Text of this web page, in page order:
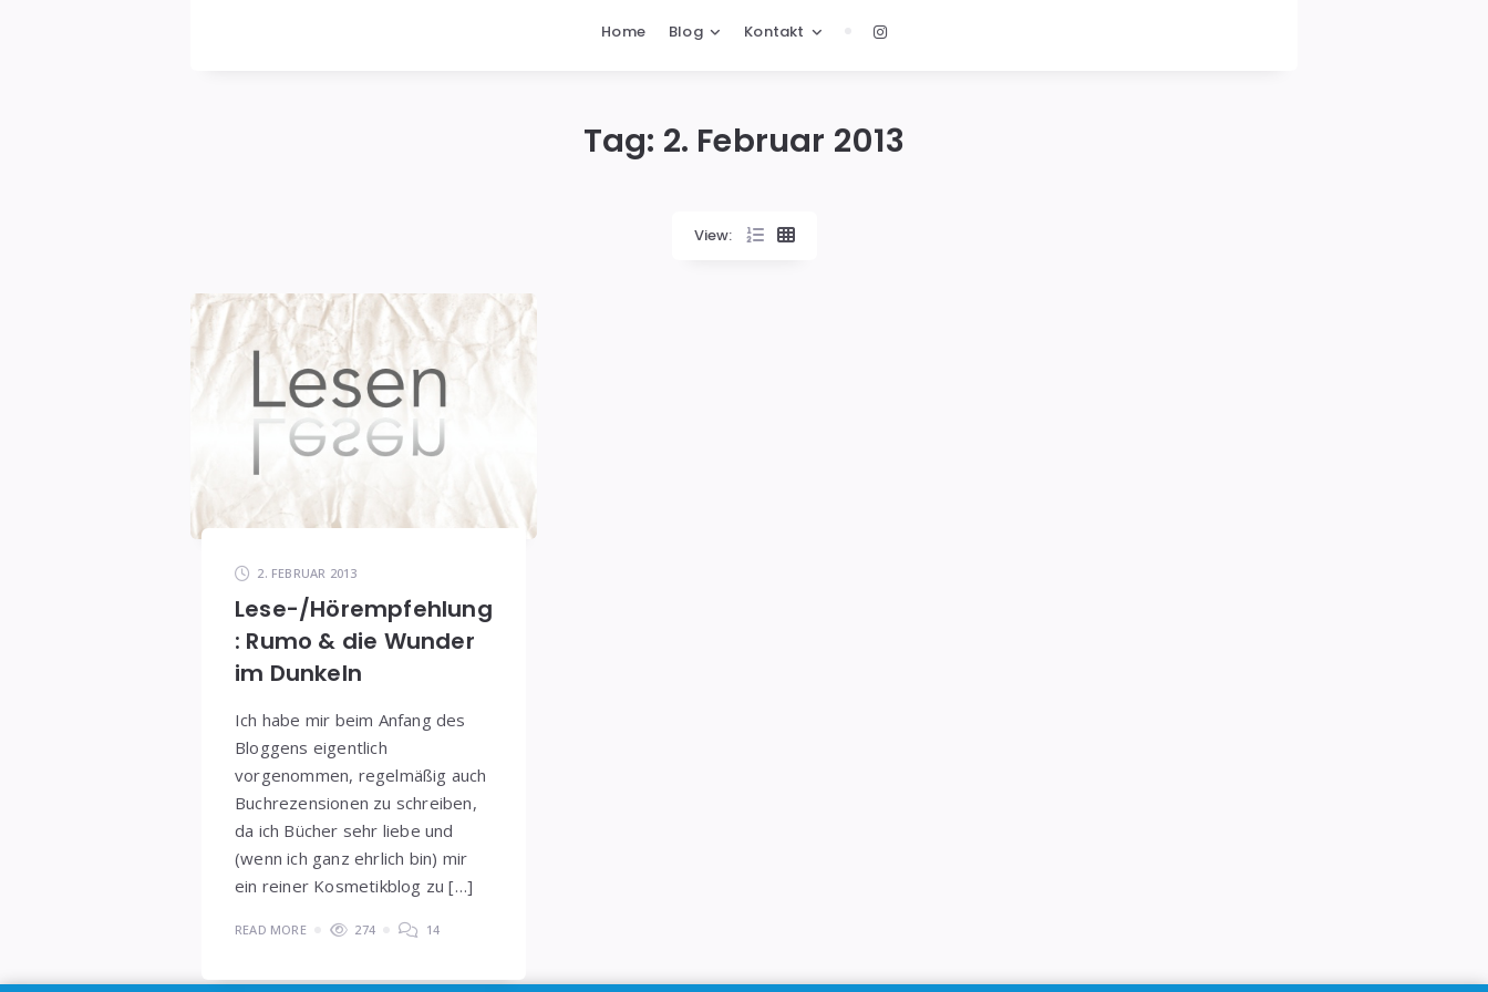
Home Blog Kontakt
Tag: 2. Februar 2013
View:
2. FEBRUAR 2013
Lese-/Hörempfehlung
: Rumo & die Wunder
im Dunkeln
Ich habe mir beim Anfang des
Bloggens eigentlich
vorgenommen, regelmäßig auch
Buchrezensionen zu schreiben,
da ich Bücher sehr liebe und
(wenn ich ganz ehrlich bin) mir
ein reiner Kosmetikblog zu […]
READ MORE 274 14